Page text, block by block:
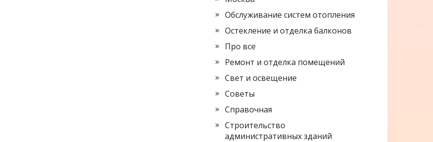
Обслуживание систем отопления
Остекление и отделка балконов
Про все
Ремонт и отделка помещений
Свет и освещение
Советы
Справочная
Строительство
административных зданий